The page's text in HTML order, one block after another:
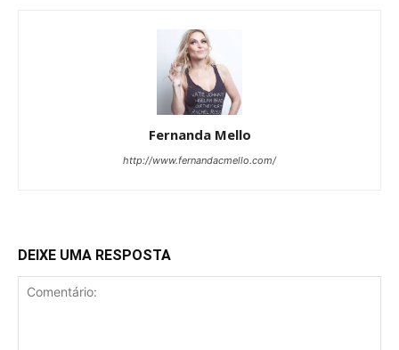
Fernanda Mello
http://www.fernandacmello.com/
DEIXE UMA RESPOSTA